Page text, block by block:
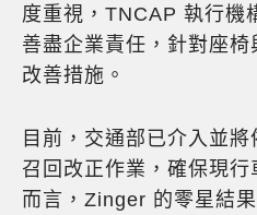
度重視，TNCAP 執行機
善盡企業責任，針對座
改善措施。
目前，交通部已介入並
召回改正作業，確保現
而言，Zinger 的零星結